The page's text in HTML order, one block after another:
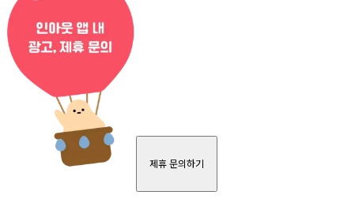
제휴 문의하기